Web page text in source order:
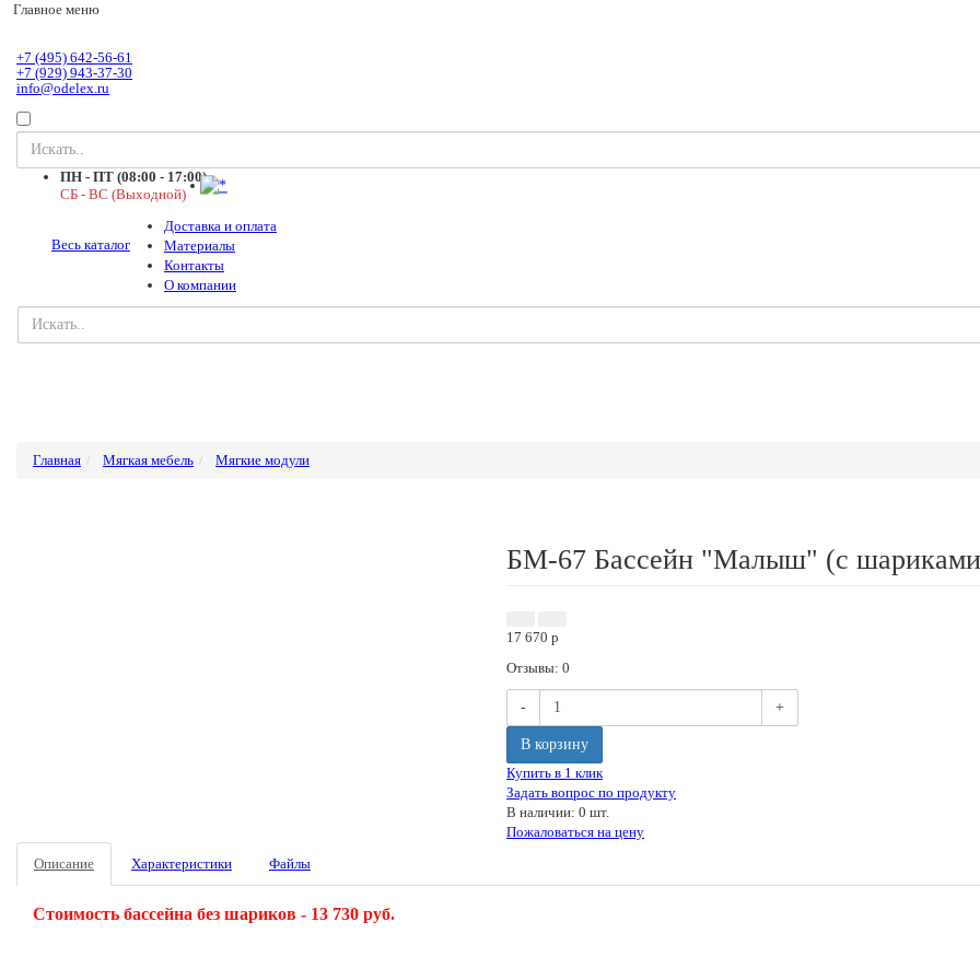
Главное меню
+7 (495) 642-56-61
+7 (929) 943-37-30
info@odelex.ru
ПН - ПТ (08:00 - 17:00)
СБ - ВС (Выходной)
Весь каталог
Доставка и оплата
Материалы
Контакты
О компании
Главная Мягкая мебель Мягкие модули
БМ-67 Бассейн "Малыш" (с
17 670 p
Отзывы: 0
- +
В корзину
Купить в 1 клик
Задать вопрос по продукту
В наличии: 0 шт.
Пожаловаться на цену
Описание
Характеристики Файлы
Стоимость бассейна без шариков - 13 730 руб.